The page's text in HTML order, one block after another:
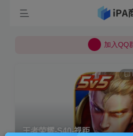
所有上传的应用 均已通
加入QQ
王者荣耀-S40-视距